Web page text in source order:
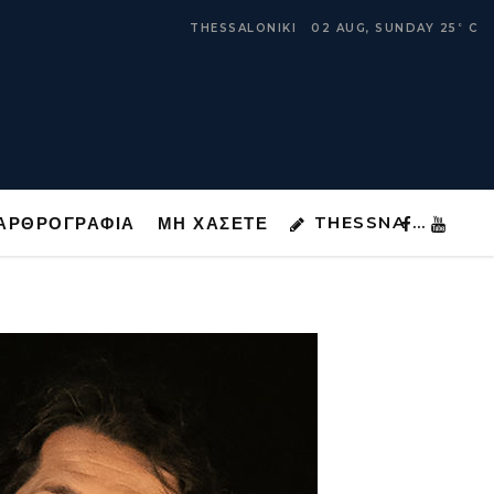
THESSALONIKI 02 AUG, SUNDAY 25 ° C
ΜΗ ΧΑΣΕΤΕ THESSNA …
ΜΗ ΧΑΣΕΤΕ THESSNA …